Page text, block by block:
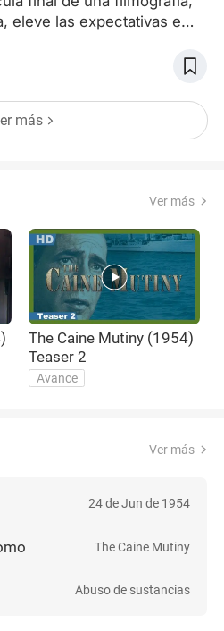
eleve las expectativas e
esta dimensión dirigió una
de una obra teatral escrita
sobre su propia novela
De este libro y
más
Ver más
The Caine Mutiny (1954)
Teaser 2
Avance
Ver más
24 de Jun de 1954
The Caine Mutiny
Abuso de sustancias